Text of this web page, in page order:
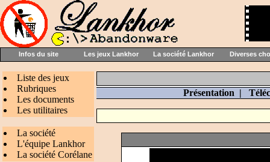
Infos du site Les jeux Lankhor La société Lankhor Diverses
Liste des jeux
Rubriques
Les documents
Les utilitaires
La société
L'équipe Lankhor
La société Corélane
Présentation |